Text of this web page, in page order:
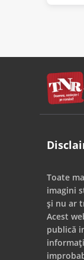
Toate
imagini
și nu ar
Acest
publică